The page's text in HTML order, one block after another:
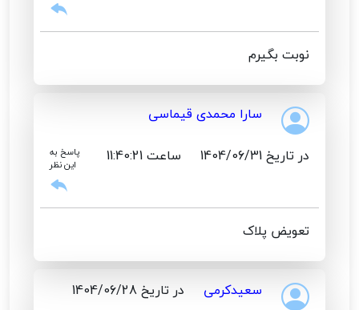
نوبت بگیرم
سارا محمدی قیماسی
در تاریخ 1404/06/31
ساعت 11:40:21
پاسخ به
این نظر
تعویض پلاک
سعیدکرمی
در تاریخ 1404/06/28